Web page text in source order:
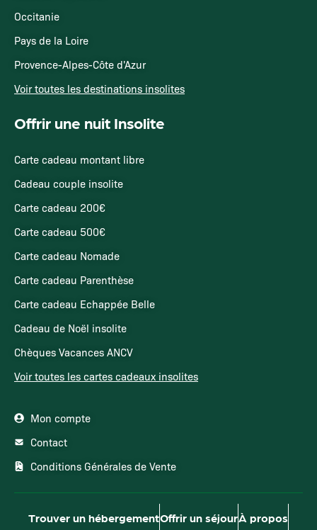
Occitanie
Pays de la Loire
Provence-Alpes-Côte d'Azur
Voir toutes les destinations insolites
Offrir une nuit Insolite
Carte cadeau montant libre
Cadeau couple insolite
Carte cadeau 200€
Carte cadeau 500€
Carte cadeau Nomade
Carte cadeau Parenthèse
Carte cadeau Echappée Belle
Cadeau de Noël insolite
Chèques Vacances ANCV
Voir toutes les cartes cadeaux insolites
Mon compte
Contact
Conditions Générales de Vente
Trouver un hébergementOffrir un séjourÀ propos